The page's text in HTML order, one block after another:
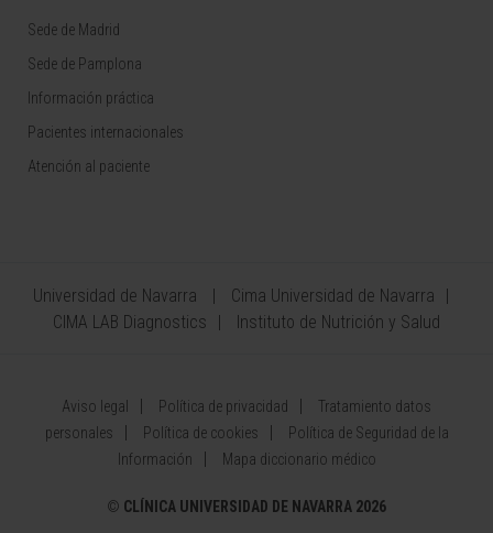
Sede de Madrid
Sede de Pamplona
Información práctica
Pacientes internacionales
Atención al paciente
Universidad de Navarra
Cima Universidad de Navarra
CIMA LAB Diagnostics
Instituto de Nutrición y Salud
Aviso legal Política de privacidad
Tratamiento datos
personales
Política de cookies
Política de Seguridad de la
Información
Mapa diccionario médico
© CLÍNICA UNIVERSIDAD DE NAVARRA 2026